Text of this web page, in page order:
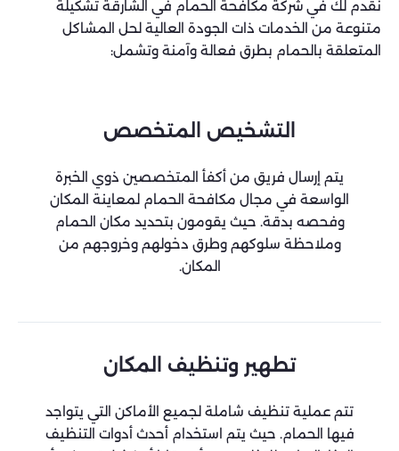
نقدم لك في شركة مكافحة الحمام في الشارقة تشكيلة
متنوعة من الخدمات ذات الجودة العالية لحل المشاكل
المتعلقة بالحمام بطرق فعالة وآمنة وتشمل:
التشخيص المتخصص
يتم إرسال فريق من أكفأ المتخصصين ذوي الخبرة
الواسعة في مجال مكافحة الحمام لمعاينة المكان
وفحصه بدقة. حيث يقومون بتحديد مكان الحمام
وملاحظة سلوكهم وطرق دخولهم وخروجهم من
المكان.
تطهير وتنظيف المكان
تتم عملية تنظيف شاملة لجميع الأماكن التي يتواجد
فيها الحمام. حيث يتم استخدام أحدث أدوات التنظيف